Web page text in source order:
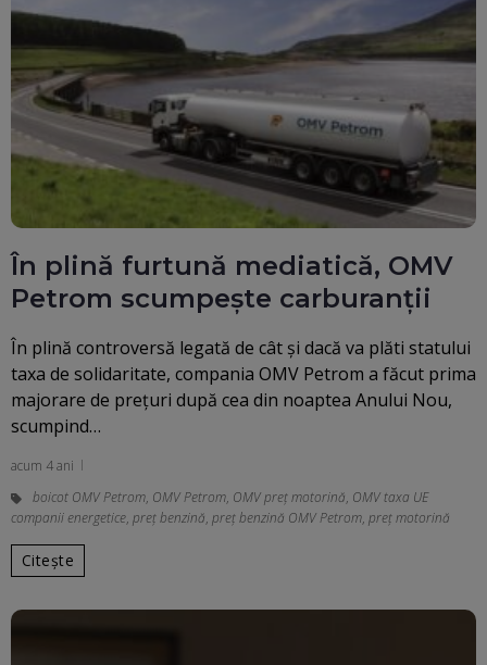
În plină furtună mediatică, OMV
Petrom scumpește carburanții
În plină controversă legată de cât şi dacă va plăti statului
taxa de solidaritate, compania OMV Petrom a făcut prima
majorare de preţuri după cea din noaptea Anului Nou,
scumpind…
acum 4 ani
boicot OMV Petrom, OMV Petrom, OMV preţ motorină, OMV taxa UE
companii energetice, preț benzină, preț benzină OMV Petrom, preț motorină
Citește